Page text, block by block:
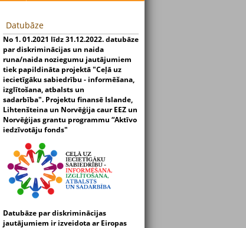
Datubāze
No 1. 01.2021 līdz 31.12.2022. datubāze
par diskriminācijas un naida
runa/naida noziegumu jautājumiem
tiek papildināta projektā "Ceļā uz
iecietīgāku sabiedrību - informēšana,
izglītošana, atbalsts un
sadarbība". Projektu finansē Islande,
Lihtenšteina un Norvēģija caur EEZ un
Norvēģijas grantu programmu “Aktīvo
iedzīvotāju fonds"
Datubāze par diskriminācijas
jautājumiem ir izveidota ar Eiropas